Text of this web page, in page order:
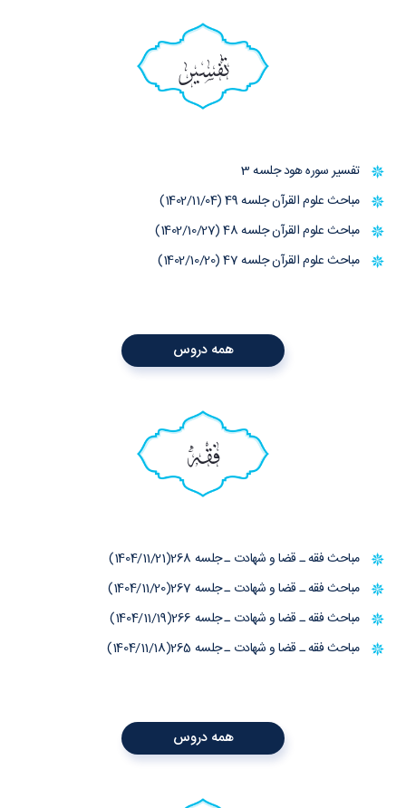
تفسیر
تفسیر سوره هود جلسه 3
مباحث علوم القرآن جلسه 49 (1402/11/04)
مباحث علوم القرآن جلسه 48 (1402/10/27)
مباحث علوم القرآن جلسه 47 (1402/10/20)
همه دروس
فقه
مباحث فقه ـ قضا و شهادت ـ جلسه 268(1404/11/21)
مباحث فقه ـ قضا و شهادت ـ جلسه 267(1404/11/20)
مباحث فقه ـ قضا و شهادت ـ جلسه 266(1404/11/19)
مباحث فقه ـ قضا و شهادت ـ جلسه 265(1404/11/18)
همه دروس